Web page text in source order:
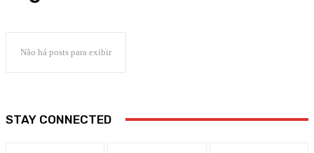
Não há posts para exibir
STAY CONNECTED